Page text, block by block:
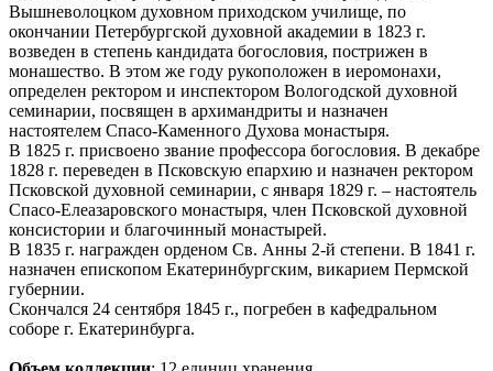
Вышневолоцком духовном приходском училище, по
окончании Петербургской духовной академии в 1823 г.
возведен в степень кандидата богословия, пострижен в
монашество. В этом же году рукоположен в иеромонахи,
определен ректором и инспектором Вологодской духовной
семинарии, посвящен в архимандриты и назначен
настоятелем Спасо-Каменного Духова монастыря.
В 1825 г. присвоено звание профессора богословия. В декабре
1828 г. переведен в Псковскую епархию и назначен ректором
Псковской духовной семинарии, с января 1829 г. – настоятель
Спасо-Елеазаровского монастыря, член Псковской духовной
консистории и благочинный монастырей.
В 1835 г. награжден орденом Св. Анны 2-й степени. В 1841 г.
назначен епископом Екатеринбургским, викарием Пермской
губернии.
Скончался 24 сентября 1845 г., погребен в кафедральном
соборе г. Екатеринбурга.